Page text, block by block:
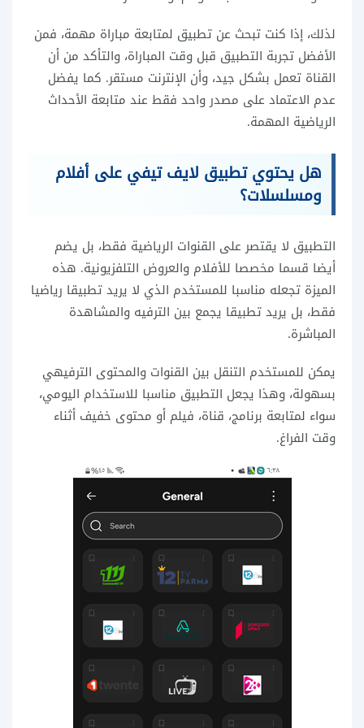
لذلك، إذا كنت تبحث عن تطبيق لمتابعة مباراة مهمة، فمن
الأفضل تجربة التطبيق قبل وقت المباراة، والتأكد من أن
القناة تعمل بشكل جيد، وأن الإنترنت مستقر. كما يفضل
عدم الاعتماد على مصدر واحد فقط عند متابعة الأحداث
الرياضية المهمة.
هل يحتوي تطبيق لايف تيفي على أفلام
ومسلسلات؟
التطبيق لا يقتصر على القنوات الرياضية فقط، بل يضم
أيضا قسما مخصصا للأفلام والعروض التلفزيونية. هذه
الميزة تجعله مناسبا للمستخدم الذي لا يريد تطبيقا رياضيا
فقط، بل يريد تطبيقا يجمع بين الترفيه والمشاهدة
المباشرة.
يمكن للمستخدم التنقل بين القنوات والمحتوى الترفيهي
بسهولة، وهذا يجعل التطبيق مناسبا للاستخدام اليومي،
سواء لمتابعة برنامج، قناة، فيلم أو محتوى خفيف أثناء
وقت الفراغ.